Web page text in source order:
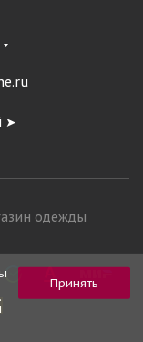
➤
одежды
Принять